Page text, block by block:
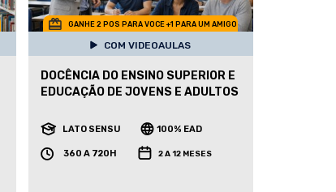
GANHE 2 POS PARA VOCE +1 PARA UM AMIGO
COM VIDEOAULAS
DOCÊNCIA DO ENSINO SUPERIOR E
EDUCAÇÃO DE JOVENS E ADULTOS
LATO SENSU 100% EAD
360 A 720H 2 A 12 MESES